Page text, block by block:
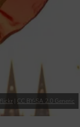
| CC BY-SA 2.0 Generic